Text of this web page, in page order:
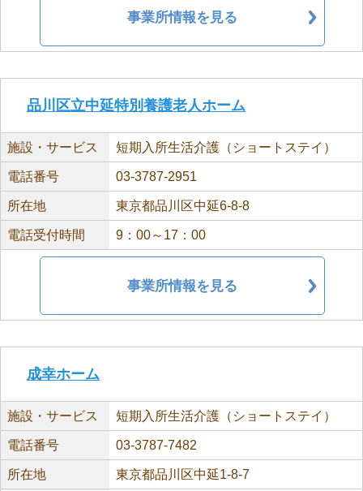
事業所情報を見る
品川区立中延特別養護老人ホーム
施設・サービス 短期入所生活介護（ショートステイ）
電話番号 03-3787-2951
所在地 東京都品川区中延6-8-8
電話受付時間 9：00～17：00
事業所情報を見る
成幸ホーム
施設・サービス 短期入所生活介護（ショートステイ）
電話番号 03-3787-7482
所在地 東京都品川区中延1-8-7